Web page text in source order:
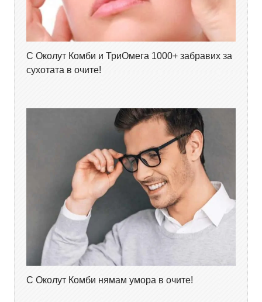
С Околут Комби и ТриОмега 1000+ забравих за
сухотата в очите!
С Околут Комби нямам умора в очите!